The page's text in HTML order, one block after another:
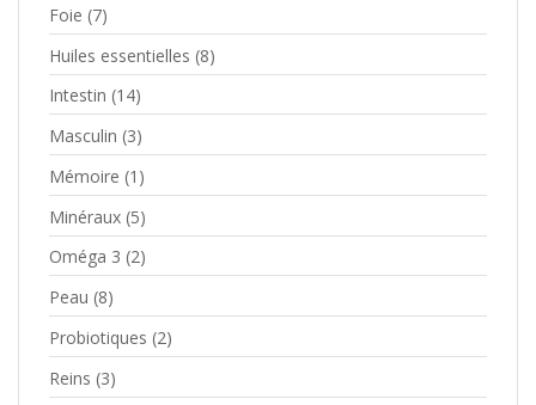
Foie (7)
Huiles essentielles (8)
Intestin (14)
Masculin (3)
Mémoire (1)
Minéraux (5)
Oméga 3 (2)
Peau (8)
Probiotiques (2)
Reins (3)